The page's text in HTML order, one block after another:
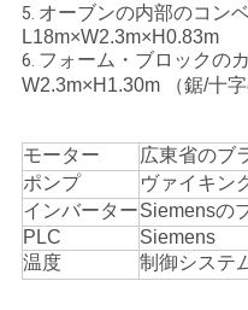
地
図
プ
ラ
イ
5. オーブンの内部のコン
L18m×W2.3m×H0.83m
6. フォーム・ブロックの
W2.3m×H1.30m （鋸/十
モーター
広東省のブ
ポンプ
ヴァイキン
インバーターSiemensの
PLC
Siemens
温度
制御システ